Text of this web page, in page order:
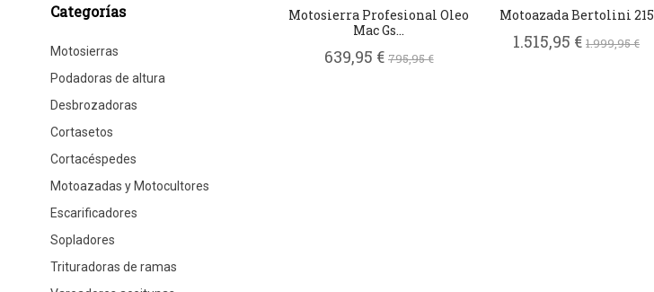
Categorías
Motosierras
Podadoras de altura
Desbrozadoras
Cortasetos
Cortacéspedes
Motoazadas y Motocultores
Escarificadores
Sopladores
Trituradoras de ramas
Motosierra Profesional Oleo
Mac Gs...
639,95 € 795,95 €
Motoazada Bertolini 215
1.515,95 €1.999,95 €